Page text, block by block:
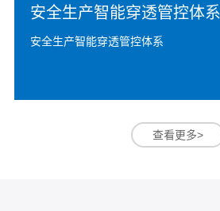
安全生产智能穿透管控体系
安全生产智能穿透管控体系
查看更多>